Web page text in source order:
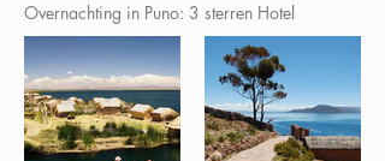
Overnachting in Puno: 3 sterren Hotel